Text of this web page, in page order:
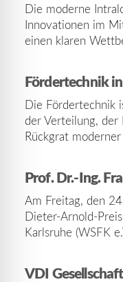
Die moderne
Innovationen im
einen klaren
Fördertechnik
Die Fördertechnik
der Verteilung,
Rückgrat
Prof. Dr.-Ing.
Am Freitag, den
Dieter-Arnold-
Karlsruhe (WSFK
VDI